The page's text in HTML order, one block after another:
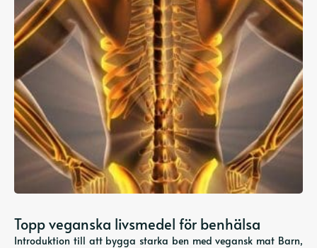
Topp veganska livsmedel för benhälsa
Introduktion till att bygga starka ben med vegansk mat Barn,